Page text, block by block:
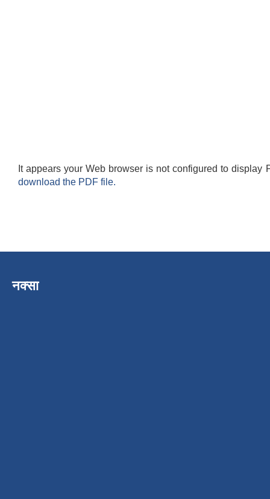
It appears your Web browser is not configured to display
download the PDF file.
नक्सा